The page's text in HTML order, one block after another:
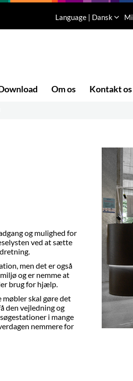
Language | Dansk
Om os Kontakt os
og mulighed for
ved at sætte
men det er også
og er nemme at
brug for hjælp.
skal gøre det
den vejledning og
i mange
nemmere for